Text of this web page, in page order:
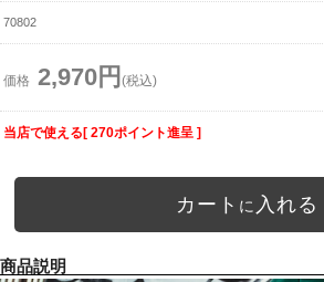
70802
価格 2,970円 (税込)
当店で使える[ 270ポイント進呈 ]
カート に 入れる
商品説明